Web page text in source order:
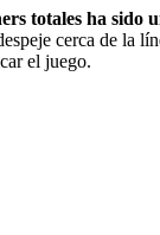
totales ha sido
cerca de la
el juego.